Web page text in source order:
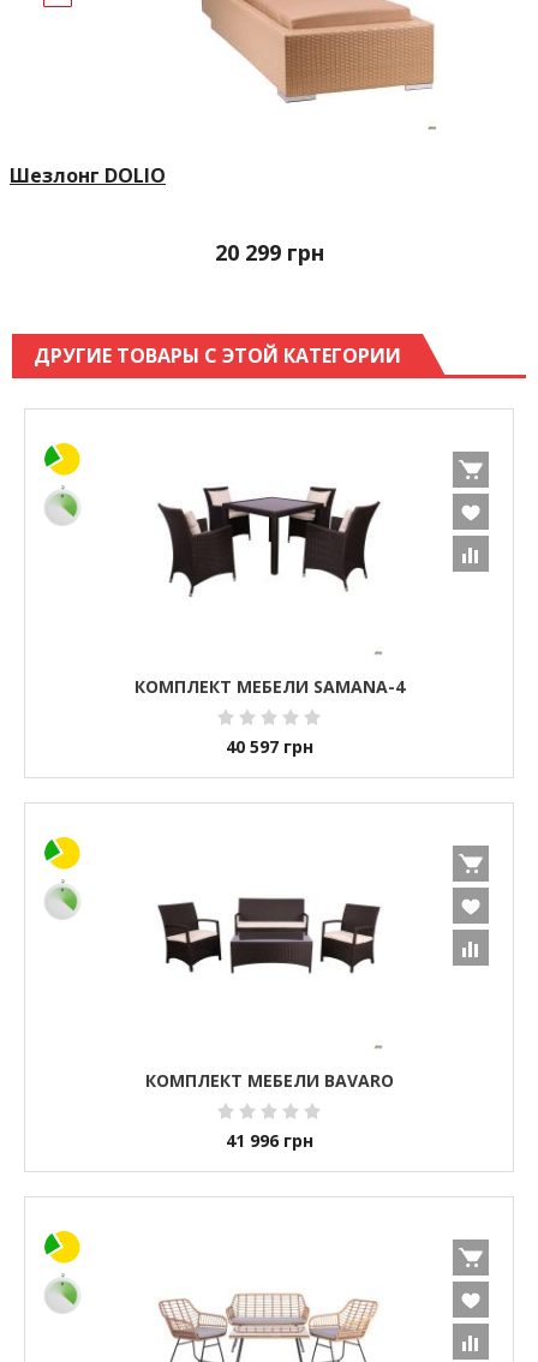
Шезлонг DOLIO
20 299 грн
ДРУГИЕ ТОВАРЫ С ЭТОЙ КАТЕГОРИИ
КОМПЛЕКТ МЕБЕЛИ SAMANA-4
40 597 грн
КОМПЛЕКТ МЕБЕЛИ BAVARO
41 996 грн